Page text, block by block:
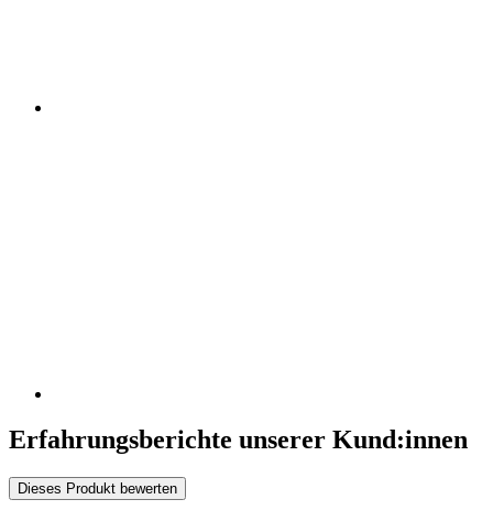
Erfahrungsberichte unserer Kund:innen
Dieses Produkt bewerten